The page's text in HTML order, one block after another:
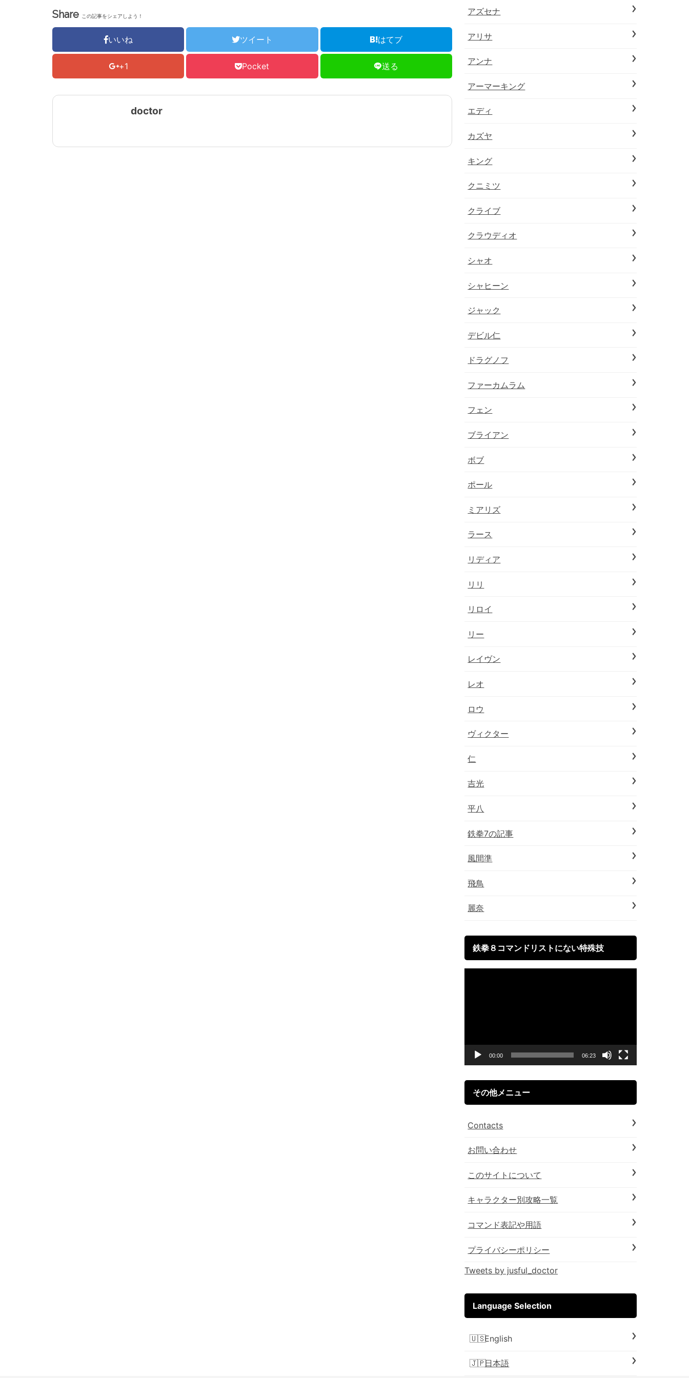
Share この記事をシェアしよう！
いいね ツイート はてブ
+1 Pocket 送る
doctor
アズセナ
アリサ
アンナ
アーマーキング
エディ
カズヤ
キング
クニミツ
クライブ
クラウディオ
シャオ
シャヒーン
ジャック
デビル仁
ドラグノフ
ファーカムラム
フェン
ブライアン
ボブ
ポール
ミアリズ
ラース
リディア
リリ
リロイ
リー
レイヴン
レオ
ロウ
ヴィクター
仁
吉光
平八
鉄拳7の記事
風間準
飛鳥
麗奈
鉄拳８コマンドリストにない特殊技
00:00 06:23
その他メニュー
Contacts
お問い合わせ
このサイトについて
キャラクター別攻略一覧
コマンド表記や用語
プライバシーポリシー
Tweets by jusful_doctor
Language Selection
English
日本語